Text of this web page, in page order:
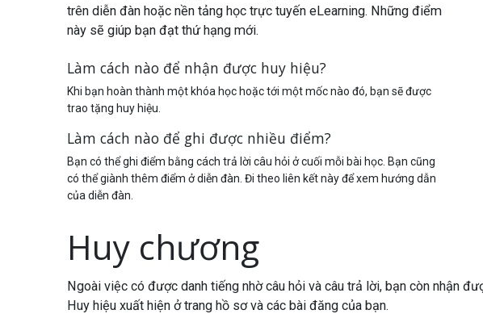
trên diễn đàn hoặc nền tảng học trực tuyến eLearning. Những điểm
này sẽ giúp bạn đạt thứ hạng mới.
Làm cách nào để nhận được huy hiệu?
Khi bạn hoàn thành một khóa học hoặc tới một mốc nào đó, bạn sẽ được
trao tặng huy hiệu.
Làm cách nào để ghi được nhiều điểm?
Bạn có thể ghi điểm bằng cách trả lời câu hỏi ở cuối mỗi bài học. Bạn cũng
có thể giành thêm điểm ở diễn đàn. Đi theo liên kết này để xem hướng dẫn
của diễn đàn.
Huy chương
Ngoài việc có được danh tiếng nhờ câu hỏi và câu trả lời, bạn còn nhận
Huy hiệu xuất hiện ở trang hồ sơ và các bài đăng của bạn.